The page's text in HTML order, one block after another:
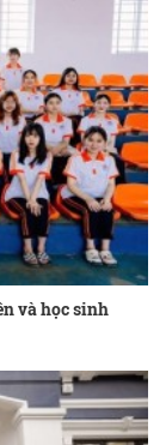
và học sinh